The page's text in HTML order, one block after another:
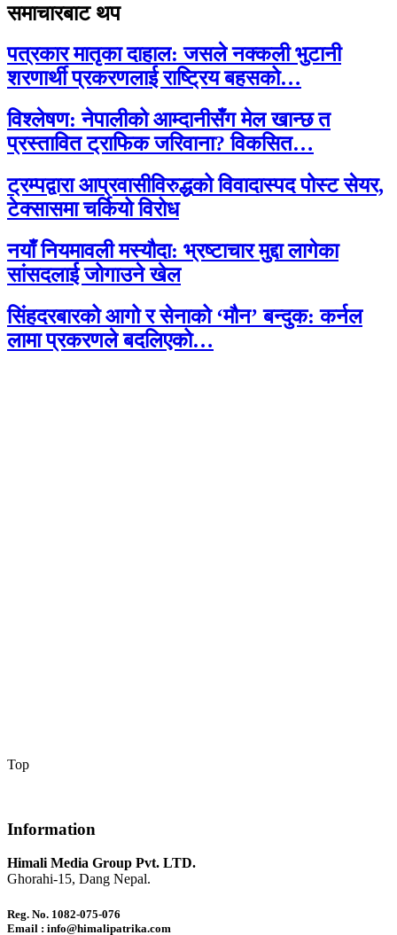
समाचारबाट थप
पत्रकार मातृका दाहाल: जसले नक्कली भुटानी
शरणार्थी प्रकरणलाई राष्ट्रिय बहसको…
विश्लेषण: नेपालीको आम्दानीसँग मेल खान्छ त
प्रस्तावित ट्राफिक जरिवाना? विकसित…
ट्रम्पद्वारा आप्रवासीविरुद्धको विवादास्पद पोस्ट सेयर,
टेक्सासमा चर्कियो विरोध
नयाँ नियमावली मस्यौदा: भ्रष्टाचार मुद्दा लागेका
सांसदलाई जोगाउने खेल
सिंहदरबारको आगो र सेनाको ‘मौन’ बन्दुक: कर्नल
लामा प्रकरणले बदलिएको…
Top
Information
Himali Media Group Pvt. LTD.
Ghorahi-15, Dang Nepal.
Reg. No. 1082-075-076
Email : info@himalipatrika.com